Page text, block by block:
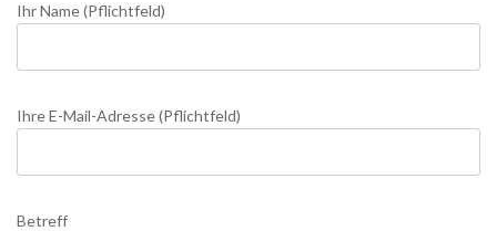
Ihr Name (Pflichtfeld)
Ihre E-Mail-Adresse (Pflichtfeld)
Betreff